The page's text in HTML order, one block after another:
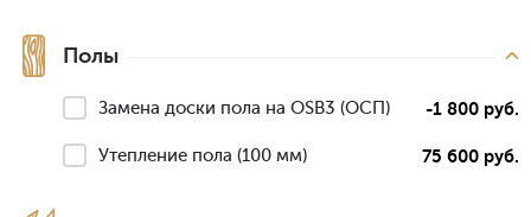
Полы
Замена доски пола на OSB3 (ОСП) -1 800 руб.
Утепление пола (100 мм) 75 600 руб.